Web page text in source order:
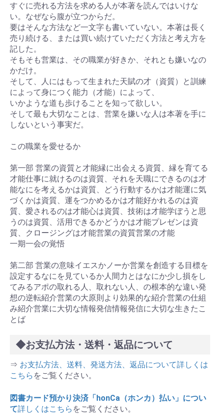
すぐに売れる方法を求める人が本著を読んではいけな
い。なぜなら腹が立つからだ。
要はそんな方法など一文字も書いていない。本著は長く
売り続ける、または買い続けていただく方法と考え方を
記した。
そもそも営業は、その職業が好きか、それとも嫌いなの
かだけ。
そして、人にはもって生まれた天賦の才（資質）と訓練
によって身につく能力（才能）によって、
いかような道も歩けることを知って欲しい。
そして最も大切なことは、営業を嫌いな人は本著を手に
しないという事実だ。
この職業を愛せるか
第一部 営業の資質と才能縁に出会える資質、縁を育てる
才能仕事に就けるのは資質、それを天職にできるのは才
能なにを考えるかは資質、どう行動するかは才能運に気
づくかは資質、運をつかめるかは才能好かれるのは資
質、愛されるのは才能心は資質、技術は才能学ぼうと思
うのは資質、活用できるかどうかは才能プレゼンは資
質、クロージングは才能営業の資質営業の才能
一期一会の覚悟
第二部 営業の意味イエスかノーか営業を創造する目標を
設定するなにを見ているか人間力とはなにか少し損をし
てみるアポの取れる人、取れない人、の根本的な違い発
想の逆転紹介営業の大原則より効果的な紹介営業の仕組
み紹介営業に大切な情報発信情報発信に大切な生きたこ
とば
◆お支払方法・送料・返品について
⇒ お支払方法、送料、発送方法、返品について詳しくは
こちら をご覧ください。
図書カード預かり決済「honCa（ホンカ）払い」につい
て詳しくはこちら をご覧ください。